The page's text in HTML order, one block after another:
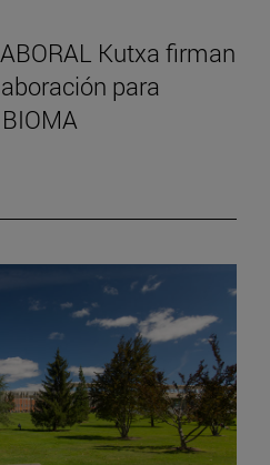
Kutxa firman
para